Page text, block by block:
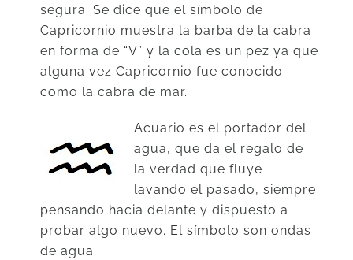
segura. Se dice que el símbolo de
Capricornio muestra la barba de la cabra
en forma de “V” y la cola es un pez ya que
alguna vez Capricornio fue conocido
como la cabra de mar.
Acuario es el portador del
agua, que da el regalo de
la verdad que fluye
lavando el pasado, siempre
pensando hacia delante y dispuesto a
probar algo nuevo. El símbolo son ondas
de agua.